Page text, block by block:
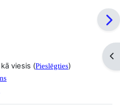
viesis (Pieslēgties)